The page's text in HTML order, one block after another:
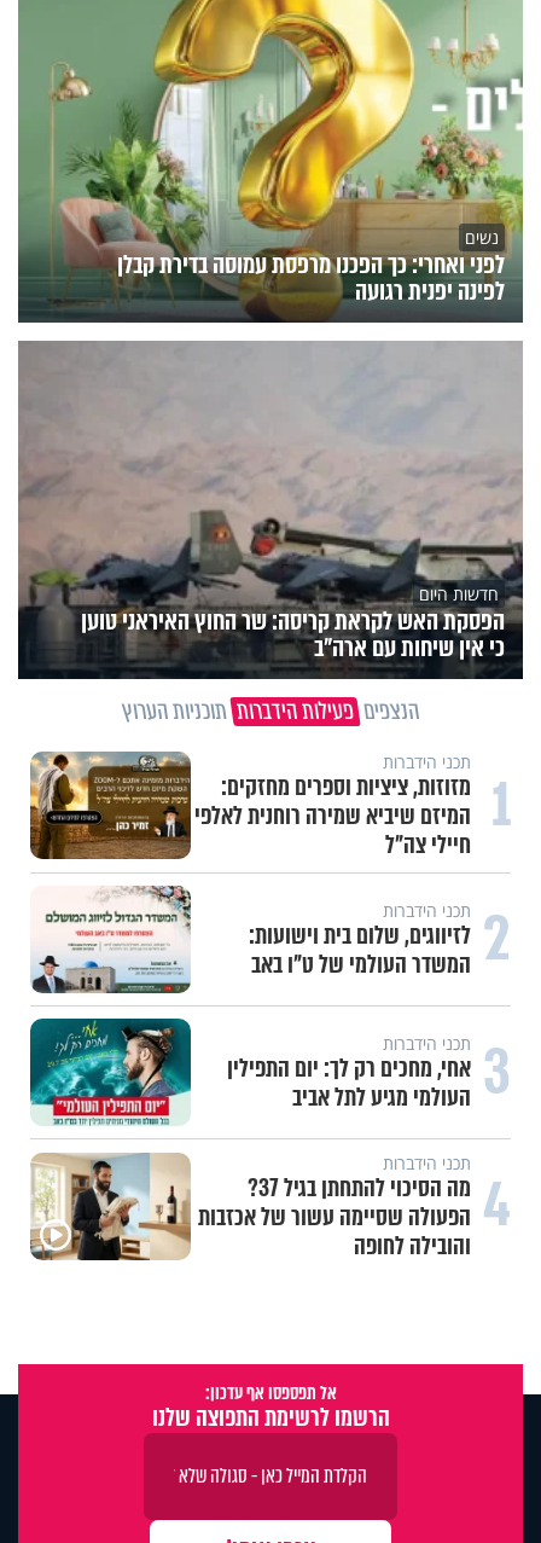
נשים
לפני ואחרי: כך הפכנו מרפסת עמוסה בדירת קבלן
לפינה יפנית רגועה
חדשות היום
הפסקת האש לקראת קריסה: שר החוץ האיראני טוען
כי אין שיחות עם ארה"ב
הנצפים פעילות הידברות תוכניות הערוץ
1 תכני הידברות
מזוזות, ציציות וספרים מחזקים:
המיזם שיביא שמירה רוחנית לאלפי
חיילי צה"ל
2 תכני הידברות
לזיווגים, שלום בית וישועות:
המשדר העולמי של ט"ו באב
3 תכני הידברות
אחי, מחכים רק לך: יום התפילין
העולמי מגיע לתל אביב
4 תכני הידברות
מה הסיכוי להתחתן בגיל 37?
הפעולה שסיימה עשור של אכזבות
והובילה לחופה
אל תפספסו אף עדכון:
הרשמו לרשימת התפוצה שלנו